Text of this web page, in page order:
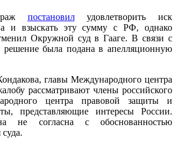
постановилудовлетворить иск
и взыскать эту сумму с РФ, однако
Окружной суд в Гааге. В связи с
решение была подана в апелляционную
главы Международного центра
рассматривают члены российского
центра правовой защиты и
представляющие интересы России.
не согласна с обоснованностью